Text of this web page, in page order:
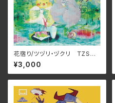
花宿り/ツヅリ・ヅクリ TZSO-
0007(仕様:CD)
¥3,000